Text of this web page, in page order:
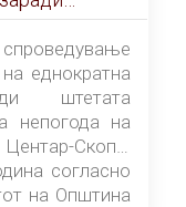
еднократна
штетата
непогода на
Скопје
согласно
на Општина